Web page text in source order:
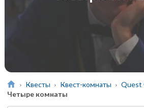
Квесты Квест-комнаты
Quest
Четыре комнаты